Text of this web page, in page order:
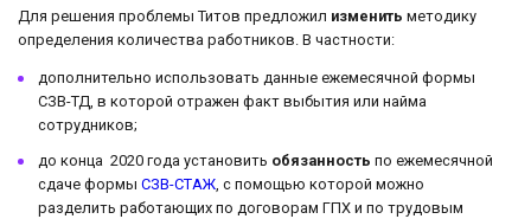
Для решения проблемы Титов предложил изменить методику
определения количества работников. В частности:
дополнительно использовать данные ежемесячной формы
СЗВ-ТД, в которой отражен факт выбытия или найма
сотрудников;
до конца 2020 года установить обязанность по ежемесячной
сдаче формы СЗВ-СТАЖ, с помощью которой можно
разделить работающих по договорам ГПХ и по трудовым